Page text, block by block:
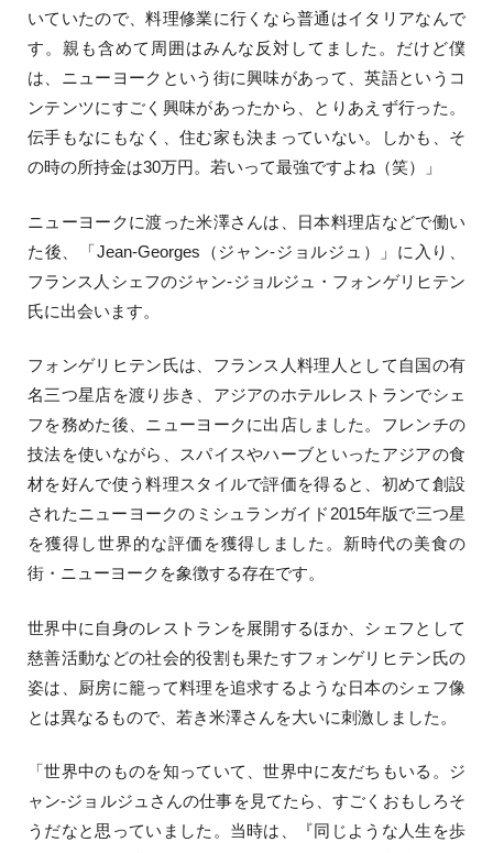
いていたので、料理修業に行くなら普通はイタリアなんで
す。親も含めて周囲はみんな反対してました。だけど僕
は、ニューヨークという街に興味があって、英語というコ
ンテンツにすごく興味があったから、とりあえず行った。
伝手もなにもなく、住む家も決まっていない。しかも、そ
の時の所持金は30万円。若いって最強ですよね（笑）」
ニューヨークに渡った米澤さんは、日本料理店などで働い
た後、「Jean-Georges（ジャン-ジョルジュ）」に入り、
フランス人シェフのジャン-ジョルジュ・フォンゲリヒテン
氏に出会います。
フォンゲリヒテン氏は、フランス人料理人として自国の有
名三つ星店を渡り歩き、アジアのホテルレストランでシェ
フを務めた後、ニューヨークに出店しました。フレンチの
技法を使いながら、スパイスやハーブといったアジアの食
材を好んで使う料理スタイルで評価を得ると、初めて創設
されたニューヨークのミシュランガイド2015年版で三つ星
を獲得し世界的な評価を獲得しました。新時代の美食の
街・ニューヨークを象徴する存在です。
世界中に自身のレストランを展開するほか、シェフとして
慈善活動などの社会的役割も果たすフォンゲリヒテン氏の
姿は、厨房に籠って料理を追求するような日本のシェフ像
とは異なるもので、若き米澤さんを大いに刺激しました。
「世界中のものを知っていて、世界中に友だちもいる。ジ
ャン-ジョルジュさんの仕事を見てたら、すごくおもしろそ
うだなと思っていました。当時は、『同じような人生を歩